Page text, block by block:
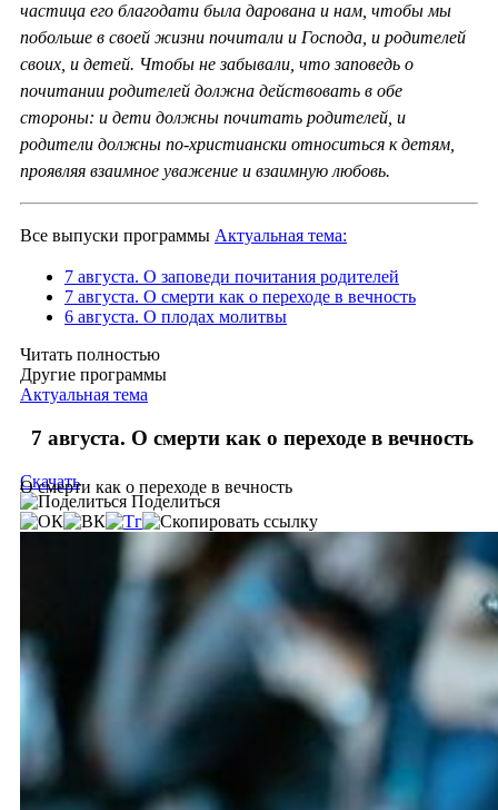
частица его благодати была дарована и нам, чтобы мы
побольше в своей жизни почитали и Господа, и родителей
своих, и детей. Чтобы не забывали, что заповедь о
почитании родителей должна действовать в обе
стороны: и дети должны почитать родителей, и
родители должны по-христиански относиться к детям,
проявляя взаимное уважение и взаимную любовь.
Все выпуски программы Актуальная тема:
7 августа. О заповеди почитания родителей
7 августа. О смерти как о переходе в вечность
6 августа. О плодах молитвы
Читать полностью
Другие программы
Актуальная тема
7 августа. О смерти как о переходе в вечность
О смерти как о переходе в вечность
Скачать
Поделиться